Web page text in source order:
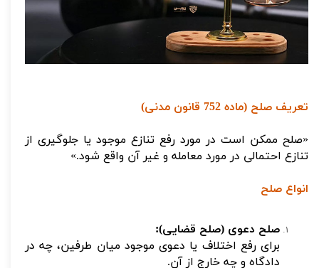
تعریف صلح (ماده 752 قانون مدنی)
«صلح ممکن است در مورد رفع تنازع موجود یا جلوگیری از
تنازع احتمالی در مورد معامله و غیر آن واقع شود.»
انواع صلح
صلح دعوی (صلح قضایی):
برای رفع اختلاف یا دعوی موجود میان طرفین، چه در
دادگاه و چه خارج از آن.